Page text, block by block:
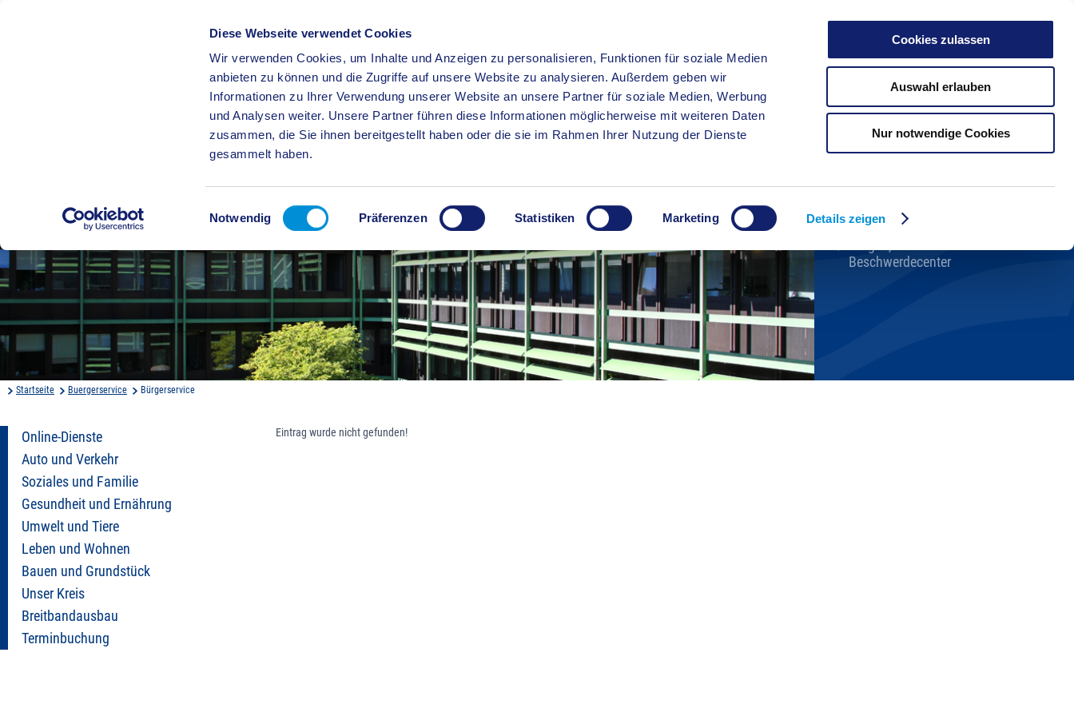
Diese Webseite verwendet Cookies
Wir verwenden Cookies, um Inhalte und Anzeigen zu personalisieren, Funktionen für soziale Medien
anbieten zu können und die Zugriffe auf unsere Website zu analysieren. Außerdem geben wir
Informationen zu Ihrer Verwendung unserer Website an unsere Partner für soziale Medien, Werbung
und Analysen weiter. Unsere Partner führen diese Informationen möglicherweise mit weiteren Daten
zusammen, die Sie ihnen bereitgestellt haben oder die sie im Rahmen Ihrer Nutzung der Dienste
gesammelt haben.
Einwilligungsauswahl
Notwendig Präferenzen Statistiken Marketing Details zeigen
Cookies zulassen
Auswahl erlauben
Nur notwendige Cookies
BÜRGERSERVICE KREISHAUS WIRTSCHAFT BILDUNG
Kreisverwaltung A-Z
Karriere beim Kreis
Beschwerdecenter
Startseite Buergerservice Bürgerservice
Online-Dienste
Auto und Verkehr
Soziales und Familie
Gesundheit und Ernährung
Umwelt und Tiere
Leben und Wohnen
Bauen und Grundstück
Unser Kreis
Breitbandausbau
Terminbuchung
Eintrag wurde nicht gefunden!